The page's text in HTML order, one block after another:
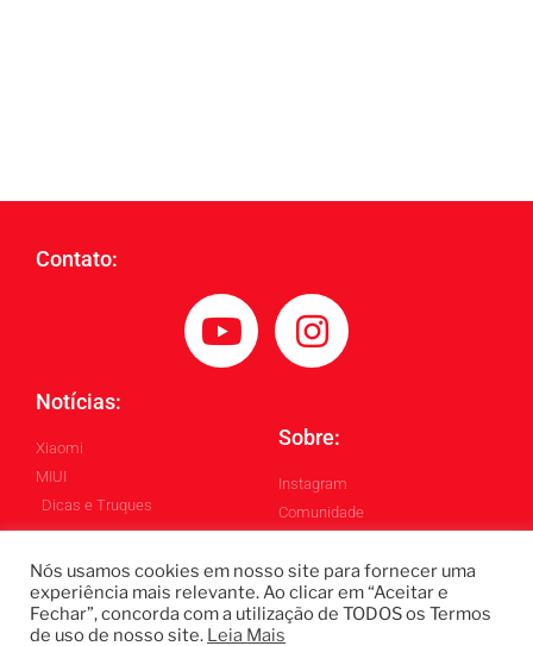
Contato:
Notícias:
Xiaomi
MIUI
Dicas e Truques
Sobre:
Instagram
Comunidade
Todos os Direitos Reservados ©
Blintech - Lukas Blindado
Nós usamos cookies em nosso site para fornecer uma
experiência mais relevante. Ao clicar em “Aceitar e
Fechar”, concorda com a utilização de TODOS os Termos
de uso de nosso site. Leia Mais